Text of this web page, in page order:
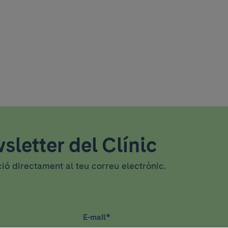
del Clínic
directament al teu correu electrònic.
E-mail*